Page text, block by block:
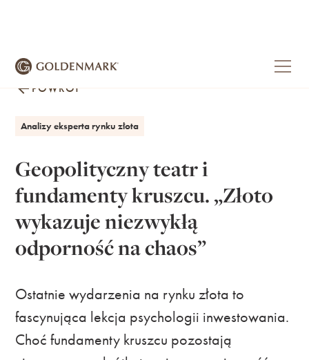
POWRÓT
Analizy eksperta rynku złota
Geopolityczny teatr i
fundamenty kruszcu. „Złoto
wykazuje niezwykłą
odporność na chaos”
Ostatnie wydarzenia na rynku złota to
fascynująca lekcja psychologii inwestowania.
Choć fundamenty kruszcu pozostają